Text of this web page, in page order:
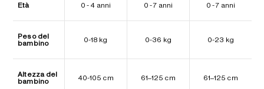
Età 0 - 4 anni 0 - 7 anni 0 - 7 anni
Peso del
bambino
0-18 kg 0-36 kg 0-23 kg
Altezza del
bambino
40-105 cm 61–125 cm 61–125 cm